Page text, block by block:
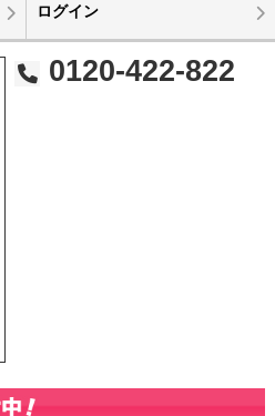
ログイン
0120-422-822